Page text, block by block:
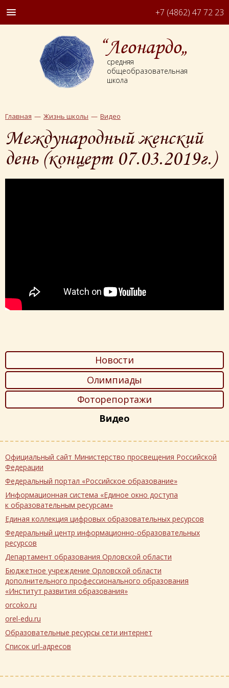
“Леонардо„
средняя
общеобразовательная
школа
+7 (4862) 47 72 23
Главная Жизнь школы Видео
Международный женский
день (концерт 07.03.2019г.)
Новости
Олимпиады
Фоторепортажи
Видео
Официальный сайт Министерство просвещения Российской
Федерации
Федеральный портал «Российское образование»
Информационная система «Единое окно доступа
к образовательным ресурсам»
Единая коллекция цифровых образовательных ресурсов
Федеральный центр информационно-образовательных
ресурсов
Департамент образования Орловской области
Бюджетное учреждение Орловской области
дополнительного профессионального образования
«Институт развития образования»
orcoko.ru
orel-edu.ru
Образовательные ресурсы сети интернет
Список url-адресов